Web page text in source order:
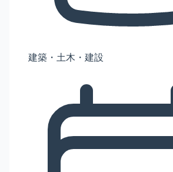
建築・土木・建設